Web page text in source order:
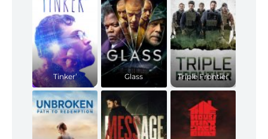
Tinker’ Glass Triple Frontier